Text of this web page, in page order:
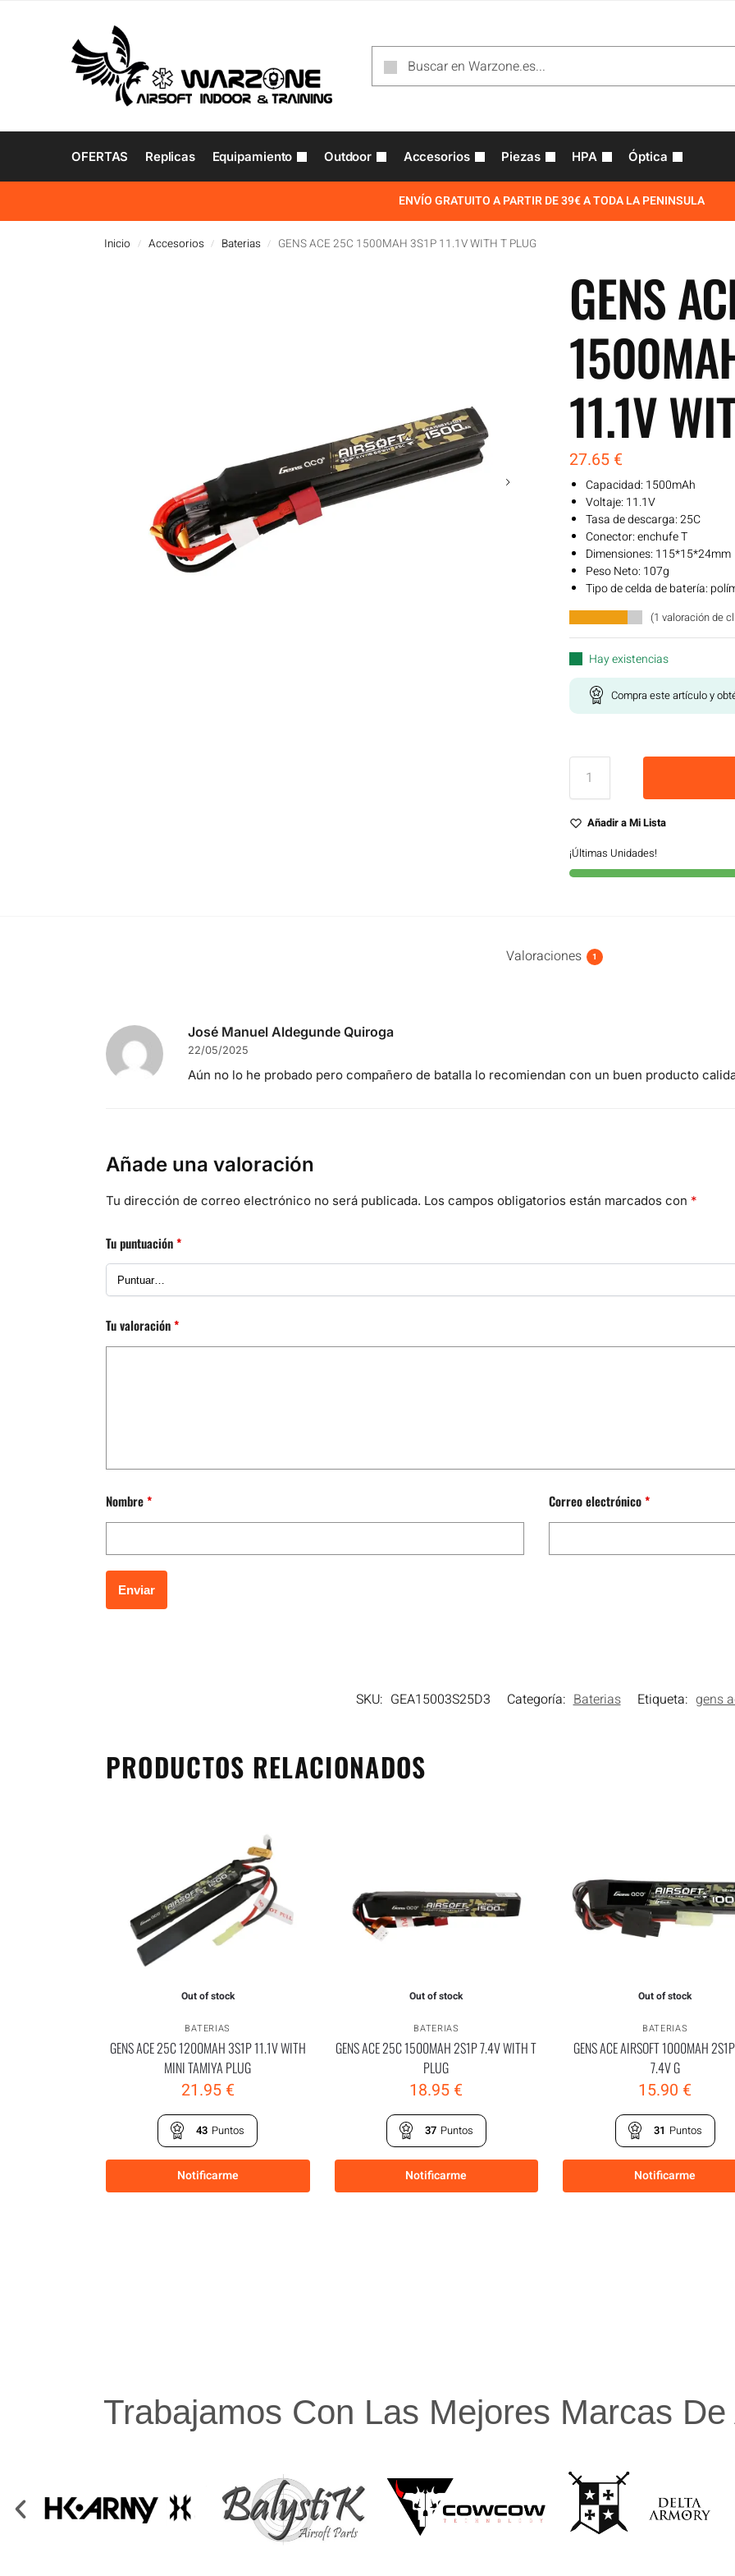
OFERTAS Replicas Equipamiento Outdoor Accesorios Piezas HPA Óptica
ENVÍO GRATUITO A PARTIR DE 39€ A TODA LA PENINSULA
Inicio / Accesorios / Baterias / GENS ACE 25C 1500MAH 3S1P 11.1V WITH T PLUG
GENS
11.1V
27.65 €
Capacidad: 1500mAh
Voltaje: 11.1V
Tasa de descarga: 25C
Conector: enchufe T
Dimensiones: 115*15*24mm
Peso Neto: 107g
Tipo de celda de batería:
(1 valoración de
Hay existencias
Compra este artículo y
Añadir a Mi Lista
¡Últimas Unidades!
Valoraciones 1
José Manuel Aldegunde Quiroga
22/05/2025
Aún no lo he probado pero compañero de batalla lo recomiendan con un buen producto
Añade una valoración
Tu dirección de correo electrónico no será publicada. Los campos obligatorios están marcados con *
Tu puntuación*
Tu valoración*
Nombre* Correo electrónico*
SKU: GEA15003S25D3 Categoría: Baterias Etiqueta: gens
PRODUCTOS RELACIONADOS
Out of stock
BATERIAS
GENS ACE 25C 1200MAH 3S1P 11.1V WITH
MINI TAMIYA PLUG
21.95 €
43 Puntos
Notificarme
Out of stock
BATERIAS
GENS ACE 25C 1500MAH 2S1P 7.4V WITH T
PLUG
18.95 €
37 Puntos
Notificarme
Out of stock
BATERIAS
GENS ACE AIRSOFT 1000MAH
7.4V G
15.90 €
31 Puntos
Notificarme
Trabajamos Con Las Mejores Marcas